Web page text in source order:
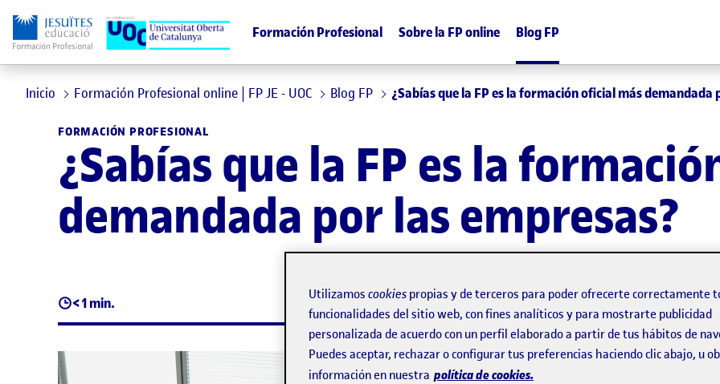
Formación Profesional Sobre la FP online Blog FP
Inicio Formación Profesional online | FP JE - UOC Blog FP ¿Sabías que la FP es la formación oficial más demandada
FORMACIÓN PROFESIONAL
¿Sabías que la FP es la
demandada por las empresas?
< 1 min.
Utilizamos cookies propias y de terceros para poder ofrecerte correctamente
funcionalidades del sitio web, con fines analíticos y para mostrarte publicidad
personalizada de acuerdo con un perfil elaborado a partir de tus hábitos de
Puedes aceptar, rechazar o configurar tus preferencias haciendo clic abajo, u
información en nuestra política de cookies.